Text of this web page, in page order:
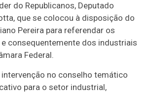
do Republicanos, Deputado
que se colocou à disposição do
Pereira para referendar os
e consequentemente dos industriais
Federal.
intervenção no conselho temático
para o setor industrial,